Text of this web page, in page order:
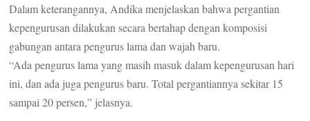
Dalam keterangannya, Andika menjelaskan bahwa pergantian
kepengurusan dilakukan secara bertahap dengan komposisi
gabungan antara pengurus lama dan wajah baru.
“Ada pengurus lama yang masih masuk dalam kepengurusan hari
ini, dan ada juga pengurus baru. Total pergantiannya sekitar 15
sampai 20 persen,” jelasnya.